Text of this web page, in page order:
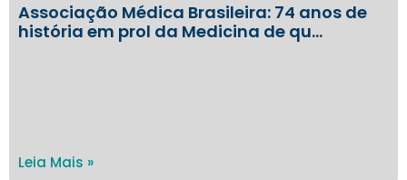
Associação Médica Brasileira: 74 anos de
história em prol da Medicina de qu…
Leia Mais »